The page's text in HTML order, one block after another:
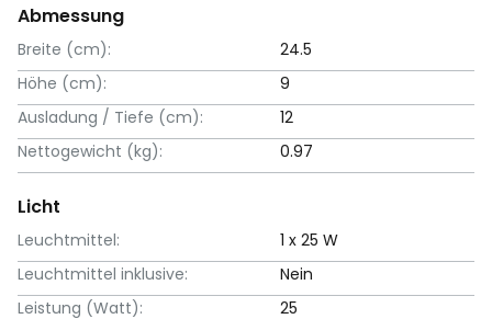
Abmessung
Breite (cm):
24.5
Höhe (cm):
9
Ausladung / Tiefe (cm):
12
Nettogewicht (kg):
0.97
Licht
Leuchtmittel:
1 x 25 W
Leuchtmittel inklusive:
Nein
Leistung (Watt):
25